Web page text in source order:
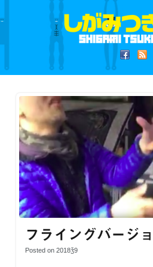
フライングバージ
Posted on 2018ǯ9